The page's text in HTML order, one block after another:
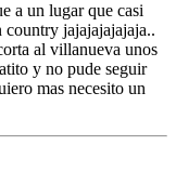
a un lugar que casi
country jajajajajajaja..
al villanueva unos
y no pude seguir
mas necesito un